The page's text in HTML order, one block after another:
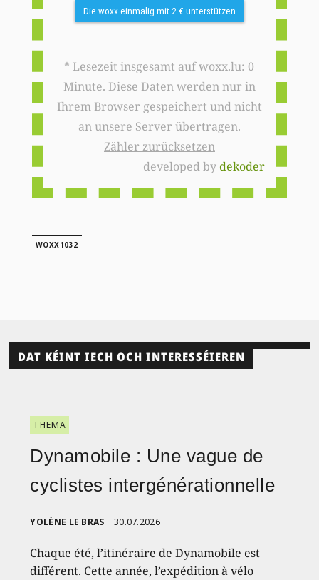
Die woxx einmalig mit 2 € unterstützen
* Lesezeit insgesamt auf woxx.lu: 0
Minute. Diese Daten werden nur in
Ihrem Browser gespeichert und nicht
an unsere Server übertragen.
Zähler zurücksetzen
developed bydekoder
WOXX1032
DAT KÉINT IECH OCH INTERESSÉIEREN
THEMA
Dynamobile : Une vague de
cyclistes intergénérationnelle
YOLÈNE LE BRAS 30.07.2026
Chaque été, l’itinéraire de Dynamobile est
différent. Cette année, l’expédition à vélo